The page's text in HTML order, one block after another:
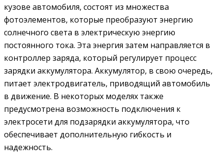
кузове автомобиля, состоят из множества
фотоэлементов, которые преобразуют энергию
солнечного света в электрическую энергию
постоянного тока. Эта энергия затем направляется в
контроллер заряда, который регулирует процесс
зарядки аккумулятора. Аккумулятор, в свою очередь,
питает электродвигатель, приводящий автомобиль
в движение. В некоторых моделях также
предусмотрена возможность подключения к
электросети для подзарядки аккумулятора, что
обеспечивает дополнительную гибкость и
надежность.